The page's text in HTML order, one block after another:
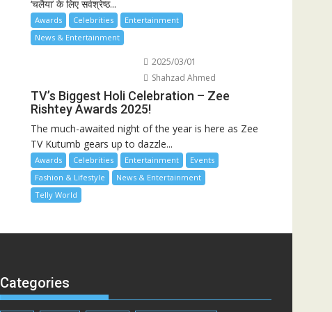
‘चलैया’ के लिए सर्वश्रेष्ठ...
Awards Celebrities
Entertainment
News & Entertainment
2025/03/01
Shahzad Ahmed
TV’s Biggest Holi Celebration – Zee
Rishtey Awards 2025!
The much-awaited night of the year is here as Zee
TV Kutumb gears up to dazzle...
Awards Celebrities Entertainment
Events
Fashion & Lifestyle
News & Entertainment
Telly World
Categories